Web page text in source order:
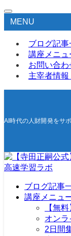
MENU
ブログ記事
講座メニュ
お問い合わ
主宰者情報
AI時代の人財開発をサ
ブログ記事
講座メニュ
【無
オンラ
2日間